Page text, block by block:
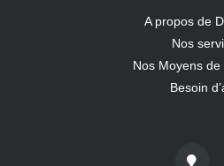
A propos de
Nos
Nos Moyens
Besoin